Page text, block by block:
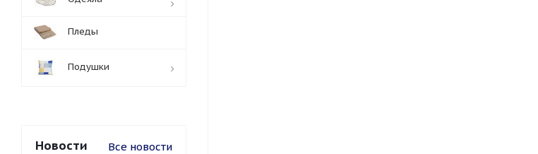
Пледы
Подушки
Новости Все новости